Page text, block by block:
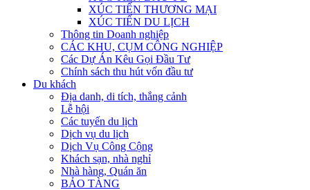
XÚC TIẾN THƯƠNG MẠI
XÚC TIẾN DU LỊCH
Thông tin Doanh nghiệp
CÁC KHU, CỤM CÔNG NGHIỆP
Các Dự Án Kêu Gọi Đầu Tư
Chính sách thu hút vốn đầu tư
Du khách
Địa danh, di tích, thắng cảnh
Lễ hội
Các tuyến du lịch
Dịch vụ du lịch
Dịch Vụ Công Cộng
Khách sạn, nhà nghỉ
Nhà hàng, Quán ăn
BẢO TÀNG